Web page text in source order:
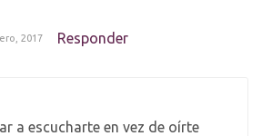
2017 Responder
a escucharte en vez de oírte